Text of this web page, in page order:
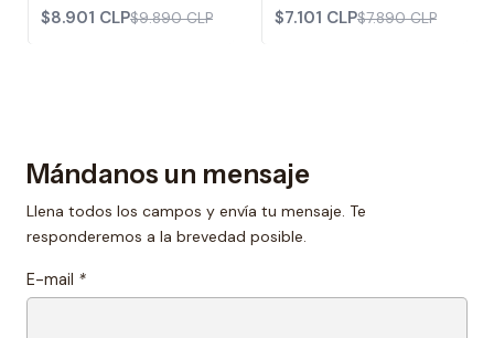
$8.901 CLP$9.890 CLP
$7.101 CLP$7.890 CLP
Mándanos un mensaje
Llena todos los campos y envía tu mensaje. Te
responderemos a la brevedad posible.
E-mail *